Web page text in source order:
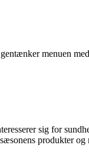
menuen
sig for
produkter